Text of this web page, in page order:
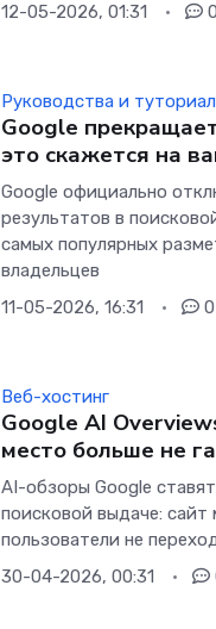
12-05-2026, 01:31
0
Руководства и
Google
это скажется на
Google официально
результатов в
самых популярных
владельцев
11-05-2026, 16:31
0
Веб-хостинг
Google AI
место больше не
AI-обзоры Google
поисковой выдаче:
пользователи не
30-04-2026, 00:31